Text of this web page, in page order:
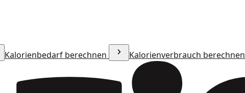
Kalorienbedarf berechnen Kalorienverbrauch berechnen